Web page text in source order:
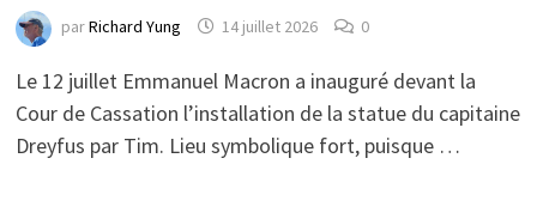
parRichard Yung 14 juillet 2026 0
Le 12 juillet Emmanuel Macron a inauguré devant la
Cour de Cassation l’installation de la statue du capitaine
Dreyfus par Tim. Lieu symbolique fort, puisque …